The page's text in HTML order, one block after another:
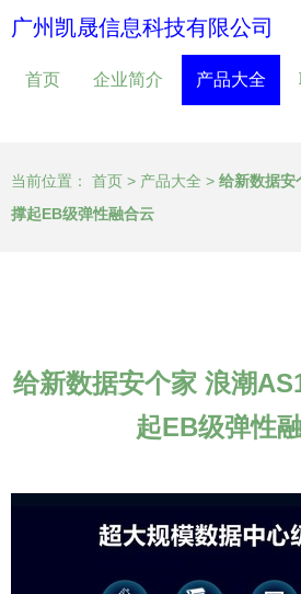
广州凯晟信息科技有限公司
首页 企业简介 产品大全
当前位置： 首页 > 产品大全 > 给新数据安
撑起EB级弹性融合云
给新数据安个家 浪潮
起EB级弹性